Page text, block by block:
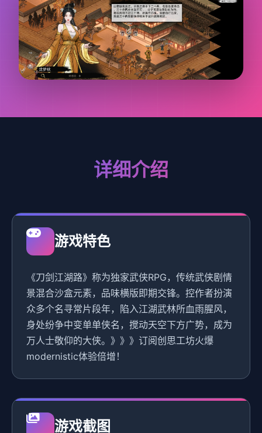
详细介绍
游戏特色
《刀剑江湖路》称为独家武侠RPG，传统武侠剧情
景混合沙盒元素，品味横版即期交锋。控作者扮演
众多个名寻常片段年，陷入江湖武林所血雨腥风，
身处纷争中变单单侠名，搅动天空下方广势，成为
万人士敬仰的大侠。》》》订阅创思工坊火爆
modernistic体验倍增！
游戏截图